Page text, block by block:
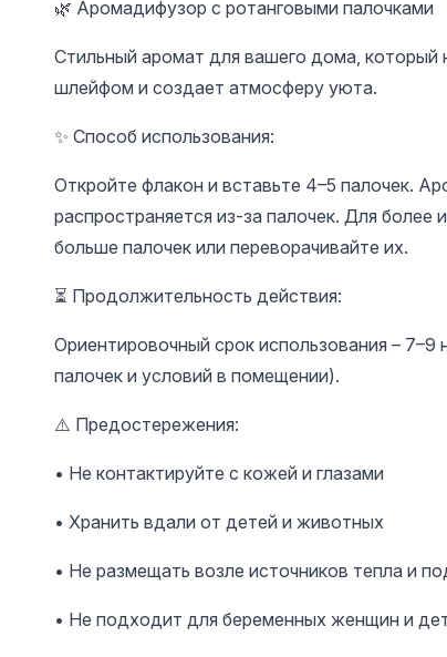
🌿 Аромадифузор с ротанговыми палочками
Стильный аромат для вашего дома, который
шлейфом и создает атмосферу уюта.
✨ Способ использования:
Откройте флакон и вставьте 4–5 палочек.
распространяется из-за палочек. Для более
больше палочек или переворачивайте их.
⏳ Продолжительность действия:
Ориентировочный срок использования – 7–9
палочек и условий в помещении).
⚠️ Предостережения:
• Не контактируйте с кожей и глазами
• Хранить вдали от детей и животных
• Не размещать возле источников тепла и
• Не подходит для беременных женщин и